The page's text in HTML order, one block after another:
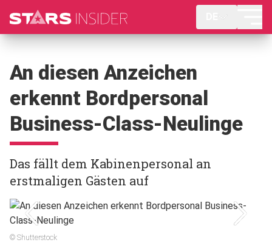
An diesen Anzeichen
erkennt Bordpersonal
Business-Class-Neulinge
Das fällt dem Kabinenpersonal an
erstmaligen Gästen auf
© Shutterstock